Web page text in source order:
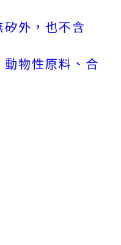
外，也不含
物性原料、合